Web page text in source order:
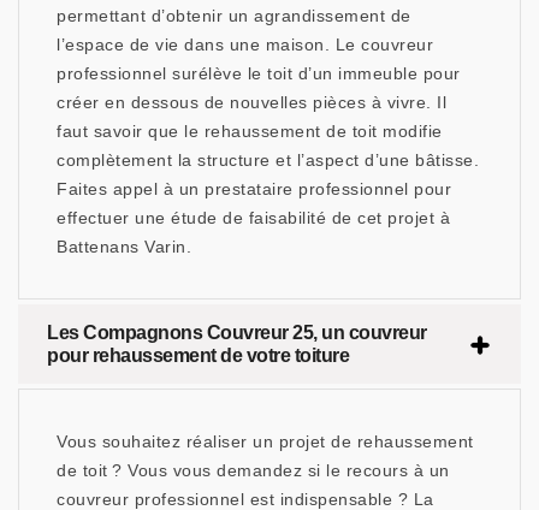
permettant d’obtenir un agrandissement de
l’espace de vie dans une maison. Le couvreur
professionnel surélève le toit d’un immeuble pour
créer en dessous de nouvelles pièces à vivre. Il
faut savoir que le rehaussement de toit modifie
complètement la structure et l’aspect d’une bâtisse.
Faites appel à un prestataire professionnel pour
effectuer une étude de faisabilité de cet projet à
Battenans Varin.
Les Compagnons Couvreur 25, un couvreur
pour rehaussement de votre toiture
Vous souhaitez réaliser un projet de rehaussement
de toit ? Vous vous demandez si le recours à un
couvreur professionnel est indispensable ? La